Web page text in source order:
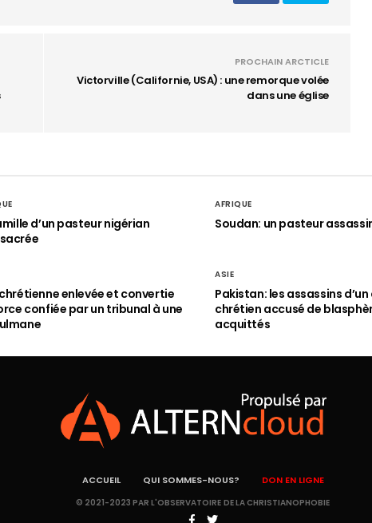
PROCHAIN ARCTICLE
Victorville (Californie, USA) : une remorque volée
dans une église
d’un pasteur nigérian
AFRIQUE
Soudan: un pasteur
enlevée et convertie
confiée par un tribunal à une
ASIE
Pakistan: les assassins
chrétien accusé de
acquittés
ACCUEIL QUI SOMMES-NOUS? DON EN LIGNE
© 2021-2023 PAR L'OBSERVATOIRE DE LA CHRISTIANOPHOBIE